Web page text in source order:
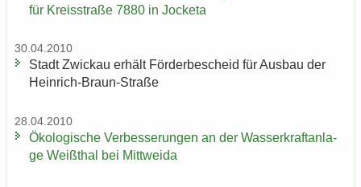
für Kreis­stra­ße 7880 in Jo­cke­ta
30.04.2010
Stadt Zwi­ckau er­hält För­der­be­scheid für Aus­bau der
Heinrich-​Braun-Straße
28.04.2010
Öko­lo­gi­sche Ver­bes­se­run­gen an der Was­ser­kraft­an­la­
ge Weiß­thal bei Mitt­wei­da